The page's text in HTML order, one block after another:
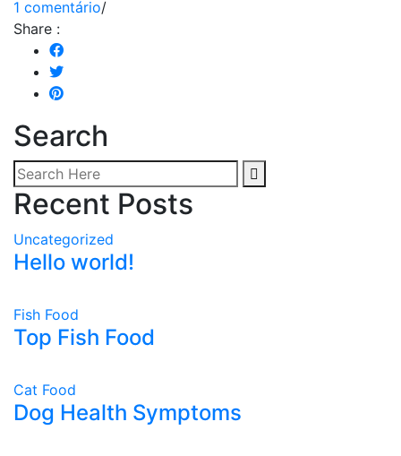
Search
Recent Posts
Uncategorized
Hello world!
Fish Food
Top Fish Food
Cat Food
Dog Health Symptoms
1 comentárioem
/
Share :